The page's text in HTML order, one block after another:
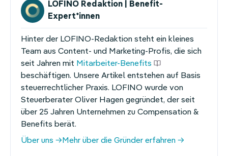
LOFINO Redaktion | Benefit-
Expert*innen
Hinter der LOFINO-Redaktion steht ein kleines
Team aus Content- und Marketing-Profis, die sich
seit Jahren mit Mitarbeiter-Benefits
beschäftigen. Unsere Artikel entstehen auf Basis
steuerrechtlicher Praxis. LOFINO wurde von
Steuerberater Oliver Hagen gegründet, der seit
über 25 Jahren Unternehmen zu Compensation &
Benefits berät.
Über uns
Mehr über die Gründer erfahren